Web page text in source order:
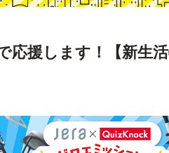
援します！【新生活